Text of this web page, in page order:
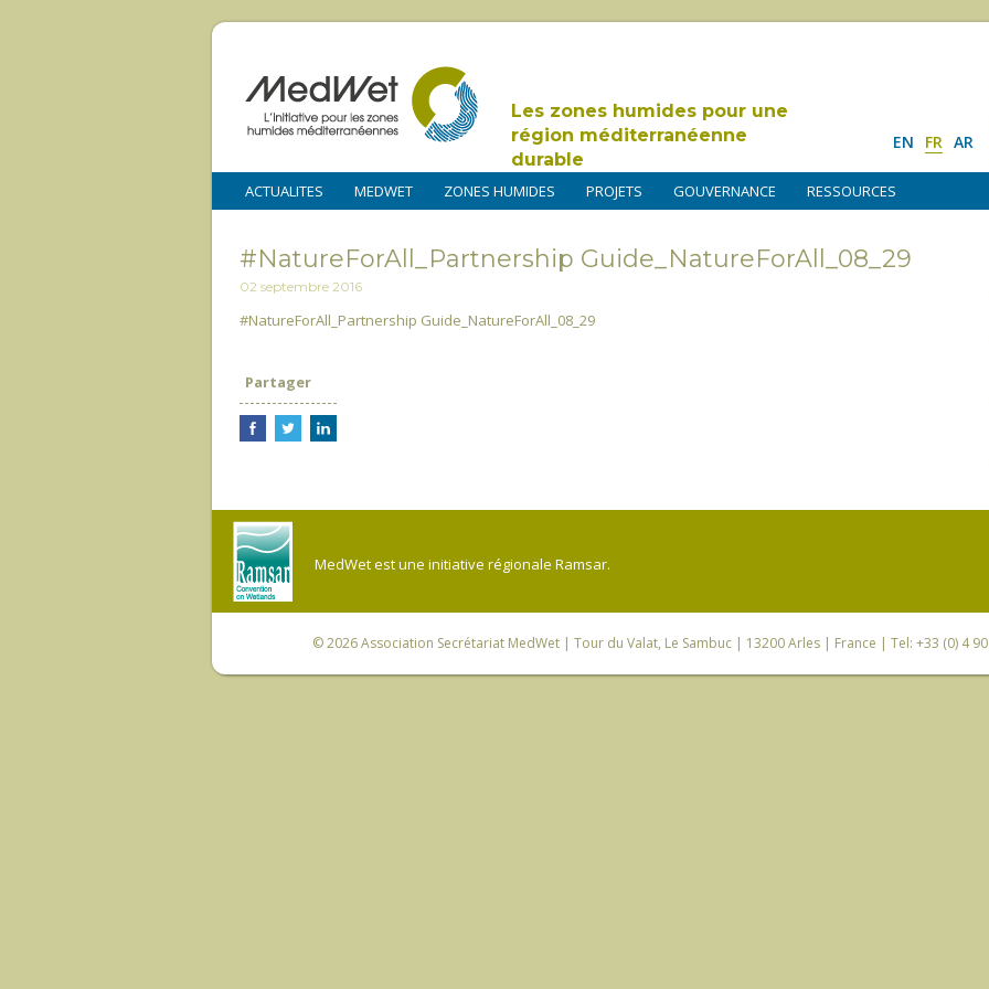
Les zones humides pour une
région méditerranéenne
durable
EN FR AR
ACTUALITES MEDWET ZONES HUMIDES PROJETS GOUVERNANCE RESSOURCES
#NatureForAll_Partnership Guide_NatureForAll_08_29
02 septembre 2016
#NatureForAll_Partnership Guide_NatureForAll_08_29
Partager
MedWet est une initiative régionale Ramsar.
© 2026Association Secrétariat MedWet | Tour du Valat, Le Sambuc | 13200 Arles | France | Tel: +33 (0) 4